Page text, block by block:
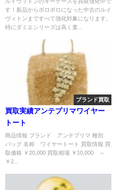
す！新品からボロボロになった中古のルイ
ヴィトンまですべて強化対象になります。
特にダミエシリーズは高く査...
ブランド買取
買取実績アンテプリマワイヤー
トート
商品情報 ブランド アンテプリマ 種別
バッグ 名称 ワイヤートート 買取情報 買
取価格 ￥20,000 買取相場 ￥10,000 ～
￥2...